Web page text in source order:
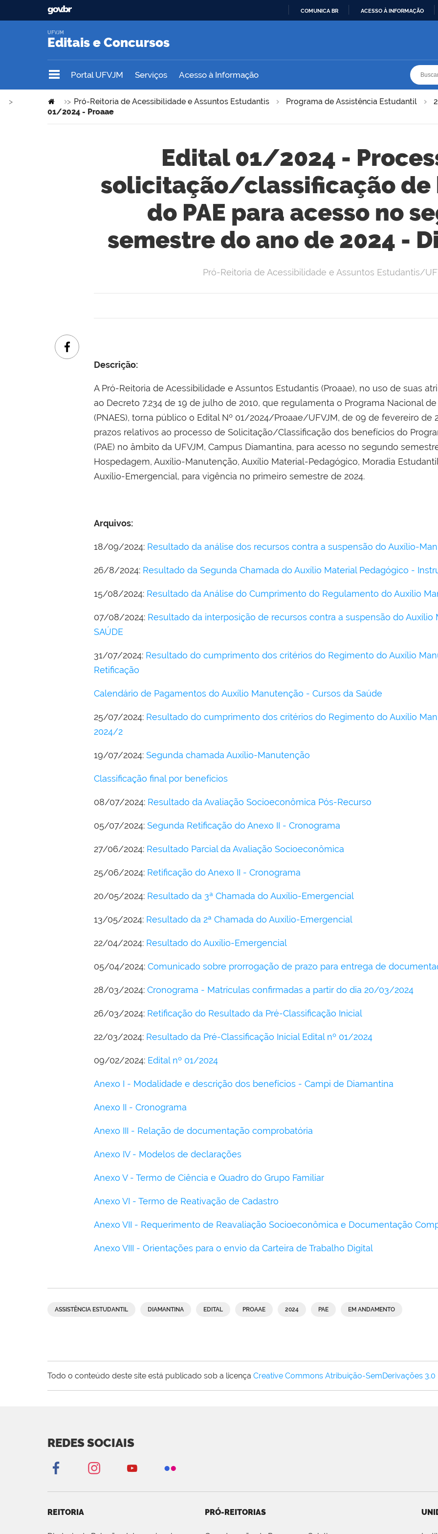
COMUNICA BR ACESSO À INFORMAÇÃO
Editais e Concursos
UFVJM
Portal UFVJM Serviços Acesso à Informação
Pró-Reitoria de Acessibilidade e Assuntos Estudantis Programa de Assistência Estudantil
>
>
01/2024 - Proaae
Edital 01/2024 -
solicitação/classificação de
do PAE para acesso no
semestre do ano de 2024 -
Pró-Reitoria de Acessibilidade e Assuntos Estudantis/
Descrição:
A Pró-Reitoria de Acessibilidade e Assuntos Estudantis (Proaae), no uso de suas
ao Decreto 7.234 de 19 de julho de 2010, que regulamenta o Programa Nacional
(PNAES), torna público o Edital Nº 01/2024/Proaae/UFVJM, de 09 de fevereiro de
prazos relativos ao processo de Solicitação/Classificação dos benefícios do
(PAE) no âmbito da UFVJM, Campus Diamantina, para acesso no segundo
Hospedagem, Auxílio-Manutenção, Auxílio Material-Pedagógico, Moradia
Auxílio-Emergencial, para vigência no primeiro semestre de 2024.
Arquivos:
18/09/2024: Resultado da análise dos recursos contra a suspensão do Auxílio-
26/8/2024: Resultado da Segunda Chamada do Auxílio Material Pedagógico -
15/08/2024: Resultado da Análise do Cumprimento do Regulamento do Auxílio
07/08/2024: Resultado da interposição de recursos contra a suspensão do
SAÚDE
31/07/2024: Resultado do cumprimento dos critérios do Regimento do Auxílio
Retificação
Calendário de Pagamentos do Auxílio Manutenção - Cursos da Saúde
25/07/2024: Resultado do cumprimento dos critérios do Regimento do Auxílio
2024/2
19/07/2024: Segunda chamada Auxílio-Manutenção
Classificação final por benefícios
08/07/2024: Resultado da Avaliação Socioeconômica Pós-Recurso
05/07/2024: Segunda Retificação do Anexo II - Cronograma
27/06/2024: Resultado Parcial da Avaliação Socioeconômica
25/06/2024: Retificação do Anexo II - Cronograma
20/05/2024: Resultado da 3ª Chamada do Auxílio-Emergencial
13/05/2024: Resultado da 2ª Chamada do Auxílio-Emergencial
22/04/2024: Resultado do Auxílio-Emergencial
05/04/2024: Comunicado sobre prorrogação de prazo para entrega de
28/03/2024: Cronograma - Matrículas confirmadas a partir do dia 20/03/2024
26/03/2024: Retificação do Resultado da Pré-Classificação Inicial
22/03/2024: Resultado da Pré-Classificação Inicial Edital nº 01/2024
09/02/2024: Edital nº 01/2024
Anexo I - Modalidade e descrição dos benefícios - Campi de Diamantina
Anexo II - Cronograma
Anexo III - Relação de documentação comprobatória
Anexo IV - Modelos de declarações
Anexo V - Termo de Ciência e Quadro do Grupo Familiar
Anexo VI - Termo de Reativação de Cadastro
Anexo VII - Requerimento de Reavaliação Socioeconômica e Documentação
Anexo VIII - Orientações para o envio da Carteira de Trabalho Digital
ASSISTÊNCIA ESTUDANTIL DIAMANTINA EDITAL PROAAE 2024 PAE EM ANDAMENTO
Todo o conteúdo deste site está publicado sob a licença Creative Commons Atribuição-SemDerivações
REDES SOCIAIS
REITORIA PRÓ-REITORIAS